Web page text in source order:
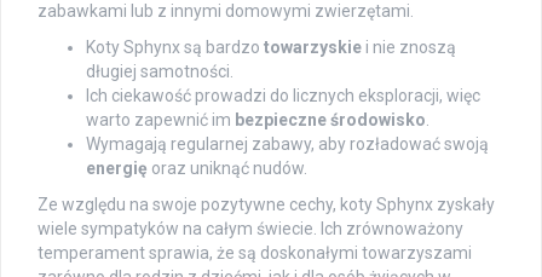
zabawkami lub z innymi domowymi zwierzętami.
Koty Sphynx są bardzo towarzyskie i nie znoszą
długiej samotności.
Ich ciekawość prowadzi do licznych eksploracji, więc
warto zapewnić im bezpieczne środowisko
Wymagają regularnej zabawy, aby rozładować swoją
energię oraz uniknąć nudów.
Ze względu na swoje pozytywne cechy, koty Sphynx zyskały
wiele sympatyków na całym świecie. Ich zrównoważony
temperament sprawia, że są doskonałymi towarzyszami